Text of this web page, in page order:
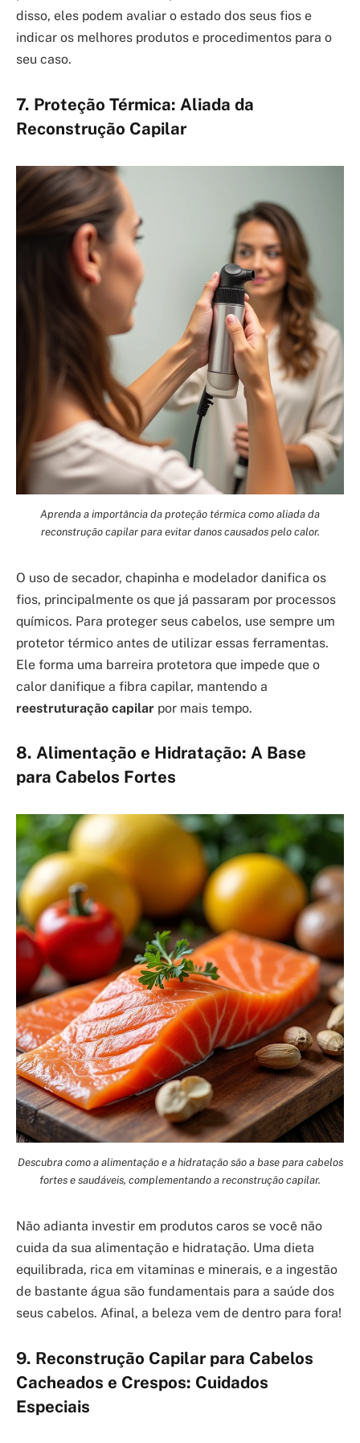
disso, eles podem avaliar o estado dos seus fios e
indicar os melhores produtos e procedimentos para o
seu caso.
7. Proteção Térmica: Aliada da
Reconstrução Capilar
Aprenda a importância da proteção térmica como aliada da
reconstrução capilar para evitar danos causados pelo calor.
O uso de secador, chapinha e modelador danifica os
fios, principalmente os que já passaram por processos
químicos. Para proteger seus cabelos, use sempre um
protetor térmico antes de utilizar essas ferramentas.
Ele forma uma barreira protetora que impede que o
calor danifique a fibra capilar, mantendo a
reestruturação capilar por mais tempo.
8. Alimentação e Hidratação: A Base
para Cabelos Fortes
Descubra como a alimentação e a hidratação são a base para cabelos
fortes e saudáveis, complementando a reconstrução capilar.
Não adianta investir em produtos caros se você não
cuida da sua alimentação e hidratação. Uma dieta
equilibrada, rica em vitaminas e minerais, e a ingestão
de bastante água são fundamentais para a saúde dos
seus cabelos. Afinal, a beleza vem de dentro para fora!
9. Reconstrução Capilar para Cabelos
Cacheados e Crespos: Cuidados
Especiais